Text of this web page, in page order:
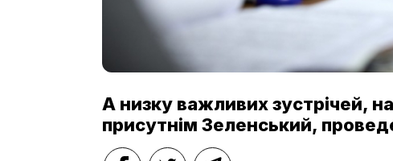
А низку важливих зустрічей,
присутнім Зеленський,